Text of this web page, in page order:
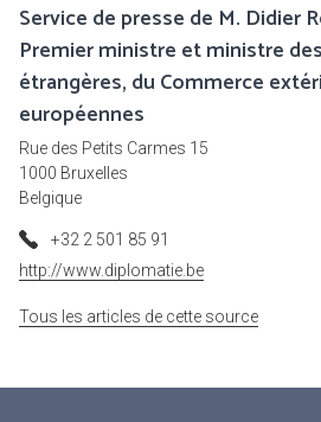
Service de presse de M. Didier
Premier ministre et ministre
étrangères, du Commerce
européennes
Rue des Petits Carmes 15
1000 Bruxelles
Belgique
+32 2 501 85 91
http://www.diplomatie.be
Tous les articles de cette source